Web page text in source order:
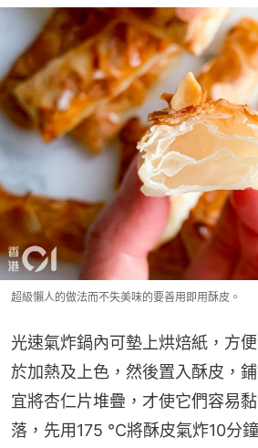
超級懶人的做法而不失美味的要善用即用酥皮。
光速氣炸鍋內可墊上烘焙紙，方
於加熱及上色，然後置入酥皮，
宜將杏仁片堆疊，才使它們容易
落，先用175 °C將酥皮氣炸10分